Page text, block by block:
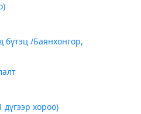
бүтэц /Баянхонгор,
хороо)